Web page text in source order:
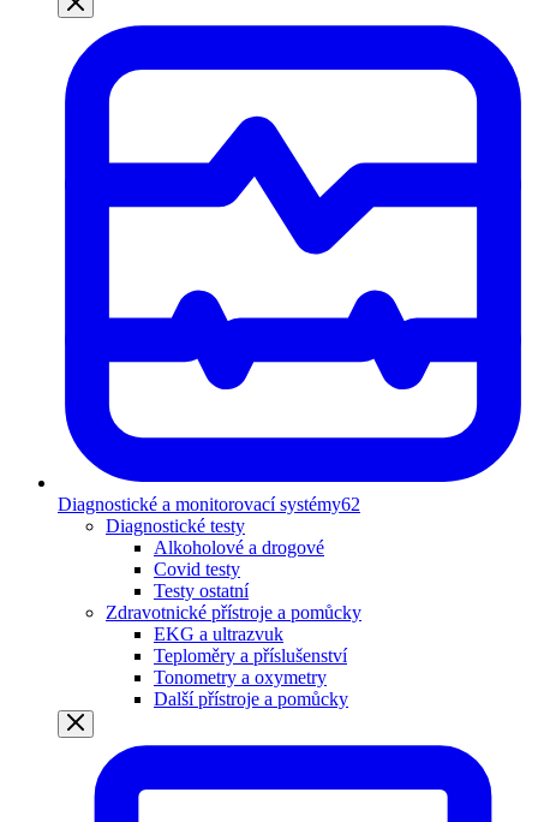
Diagnostické a monitorovací systémy62
Diagnostické testy
Alkoholové a drogové
Covid testy
Testy ostatní
Zdravotnické přístroje a pomůcky
EKG a ultrazvuk
Teploměry a příslušenství
Tonometry a oxymetry
Další přístroje a pomůcky